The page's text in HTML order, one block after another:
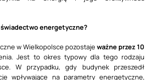
energetyczne?
w Wielkopolsce pozostaje ważne przez 10
Jest to okres typowy dla tego rodzaju
W przypadku, gdy budynek przeszedł
wpływające na parametry energetyczne,